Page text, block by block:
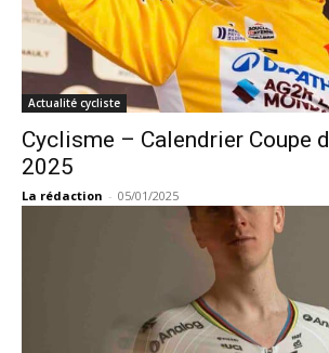
Actualité cycliste
Cyclisme – Calendrier Coupe
2025
La rédaction - 05/01/2025